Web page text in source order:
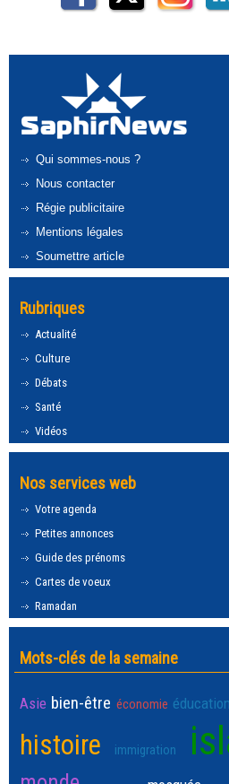
Qui sommes-nous ?
Nous contacter
Régie publicitaire
Mentions légales
Soumettre article
Rubriques
Actualité
Culture
Débats
Santé
Vidéos
Nos services web
Votre agenda
Petites annonces
Guide des prénoms
Cartes de voeux
Ramadan
Mots-clés de la semaine
Asie bien-être économie éducation
histoire immigration